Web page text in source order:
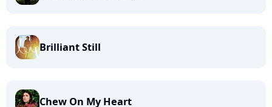
Brilliant Still
Chew On My Heart